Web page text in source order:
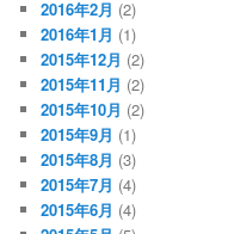
2016年2月 (2)
2016年1月 (1)
2015年12月 (2)
2015年11月 (2)
2015年10月 (2)
2015年9月 (1)
2015年8月 (3)
2015年7月 (4)
2015年6月 (4)